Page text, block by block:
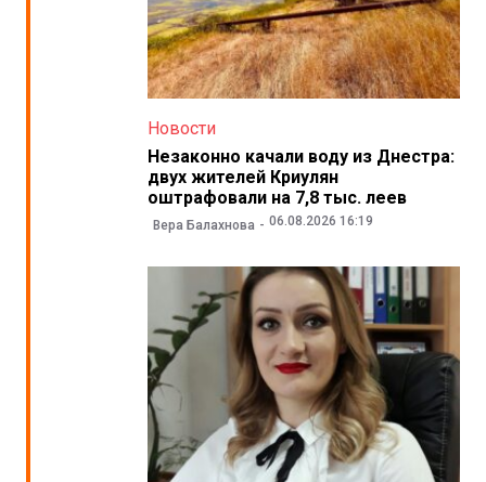
Новости
Незаконно качали воду из Днестра:
двух жителей Криулян
оштрафовали на 7,8 тыс. леев
Вера Балахнова 06.08.2026 16:19